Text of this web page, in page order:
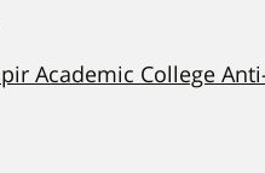
Academic College